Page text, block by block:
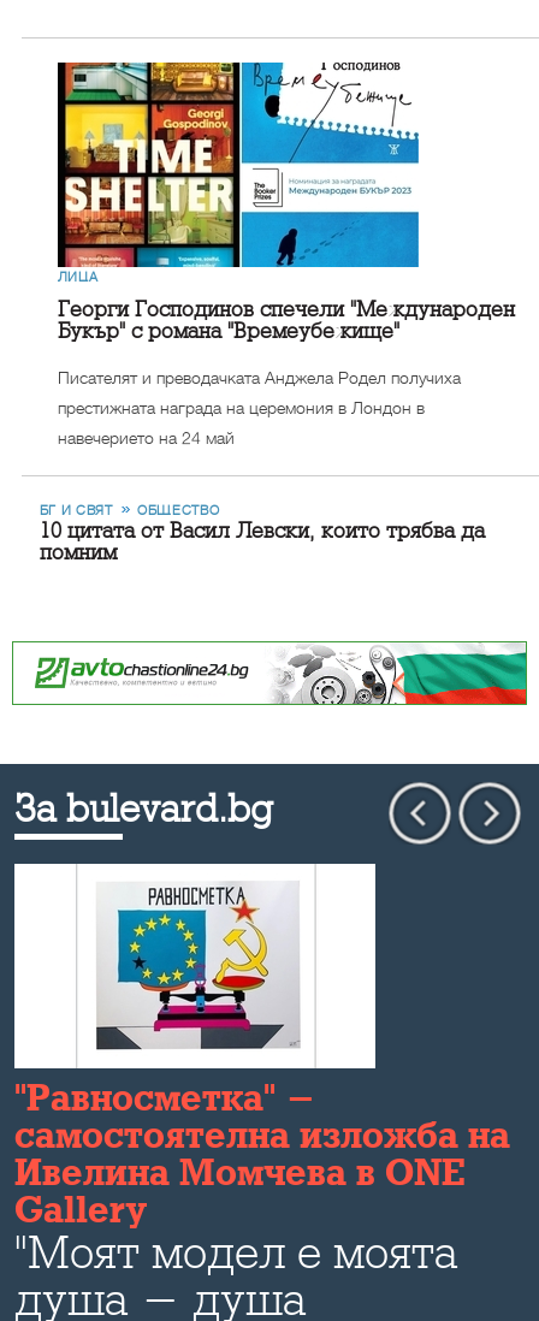
ЛИЦА
Георги Господинов спечели "Международен
Букър" с романа "Времеубежище"
Писателят и преводачката Анджела Родел получиха
престижната награда на церемония в Лондон в
навечерието на 24 май
БГ И СВЯТ ОБЩЕСТВО
10 цитата от Васил Левски, които трябва да
помним
За bulevard.bg
"Равносметка" -
самостоятелна изложба на
Ивелина Момчева в ONE
Gallery
"Моят модел е моята
душа - душа